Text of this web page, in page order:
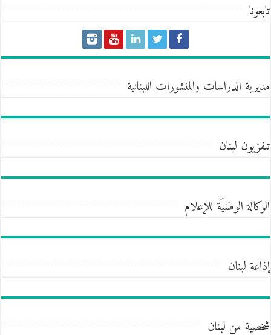
تابعونا
مديرية الدراسات والمنشورات اللبنانية
تلفزيون لبنان
الوكالة الوطنيَة للإعلام
إذاعة لبنان
شخصية من لبنان